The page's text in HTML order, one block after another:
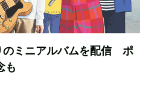
のミニアルバムを配信 ポ
も